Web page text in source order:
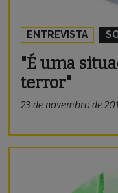
ENTREVISTA
"É uma
terror"
23 de novembro de